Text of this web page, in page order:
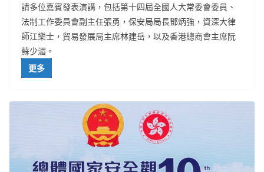
請多位嘉賓發表演講，包括第十四屆全國人大常委會委員、
法制工作委員會副主任張勇，保安局局長鄧炳強，資深大律
師江樂士，貿易發展局主席林建岳，以及香港總商會主席阮
蘇少湄。
更多